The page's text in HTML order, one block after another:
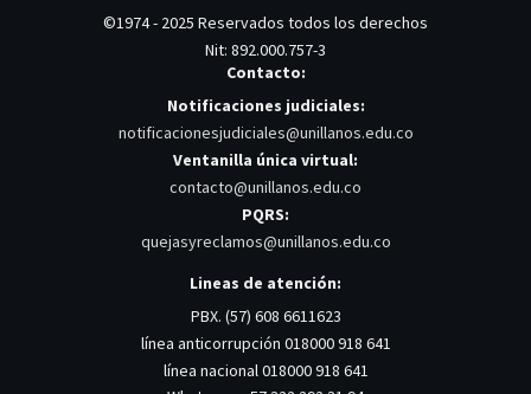
©1974 - 2025 Reservados todos los derechos
Nit: 892.000.757-3
Contacto:
Notificaciones judiciales:
notificacionesjudiciales@unillanos.edu.co
Ventanilla única virtual:
contacto@unillanos.edu.co
PQRS:
quejasyreclamos@unillanos.edu.co
Lineas de atención:
PBX. (57) 608 6611623
línea anticorrupción 018000 918 641
línea nacional 018000 918 641